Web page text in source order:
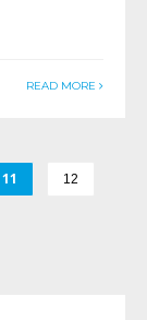
READ MORE
11 12